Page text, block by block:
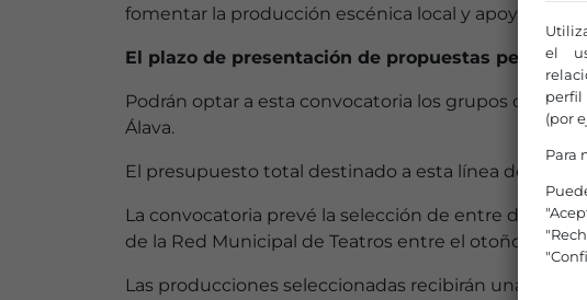
fomentar la producción escénica local y apoyar el
El plazo de presentación de propuestas
Podrán optar a esta convocatoria los grupos de
Álava.
El presupuesto total destinado a esta línea de
La convocatoria prevé la selección de entre dos y
de la Red Municipal de Teatros entre el otoño de
Las producciones seleccionadas recibirán una
el
perfil
(por
Para